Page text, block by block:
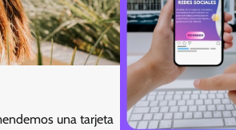
una tarjeta